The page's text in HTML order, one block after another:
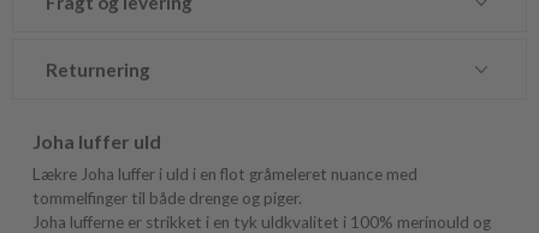
Returnering
Joha luffer uld
Lækre Joha luffer i uld i en flot gråmeleret nuance med
tommelfinger til både drenge og piger.
Joha lufferne er strikket i en tyk uldkvalitet i 100% merinould og